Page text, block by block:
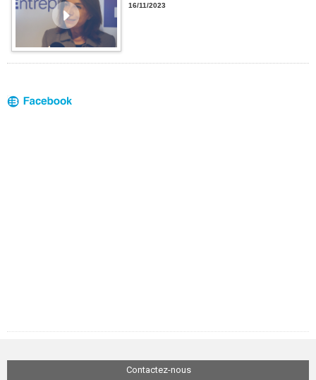
16/11/2023
Contactez-nous